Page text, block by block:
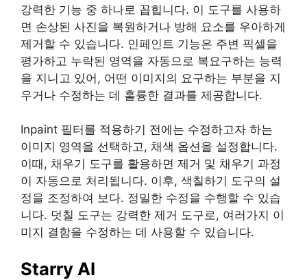
강력한 기능 중 하나로 꼽힙니다. 이 도구를 사용하
면 손상된 사진을 복원하거나 방해 요소를 우아하게
제거할 수 있습니다. 인페인트 기능은 주변 픽셀을
평가하고 누락된 영역을 자동으로 복요구하는 능력
을 지니고 있어, 어떤 이미지의 요구하는 부분을 지
우거나 수정하는 데 훌륭한 결과를 제공합니다.
Inpaint 필터를 적용하기 전에는 수정하고자 하는
이미지 영역을 선택하고, 채색 옵션을 설정합니다.
이때, 채우기 도구를 활용하면 제거 및 채우기 과정
이 자동으로 처리됩니다. 이후, 색칠하기 도구의 설
정을 조정하여 보다. 정밀한 수정을 수행할 수 있습
니다. 덧칠 도구는 강력한 제거 도구로, 여러가지 이
미지 결함을 수정하는 데 사용할 수 있습니다.
Starry AI